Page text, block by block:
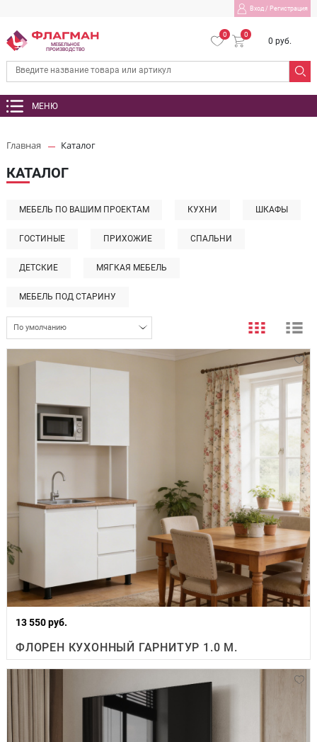
Вход/ Регистрация
МЕБЕЛЬНОЕ
ПРОИЗВОДСТВО
0 0
0 руб.
МЕНЮ
Главная Каталог
КАТАЛОГ
МЕБЕЛЬ ПО ВАШИМ ПРОЕКТАМ КУХНИ ШКАФЫ
ГОСТИНЫЕ ПРИХОЖИЕ СПАЛЬНИ
ДЕТСКИЕ МЯГКАЯ МЕБЕЛЬ
МЕБЕЛЬ ПОД СТАРИНУ
По умолчанию
13 550 руб.
ФЛОРЕН КУХОННЫЙ ГАРНИТУР 1.0 М.